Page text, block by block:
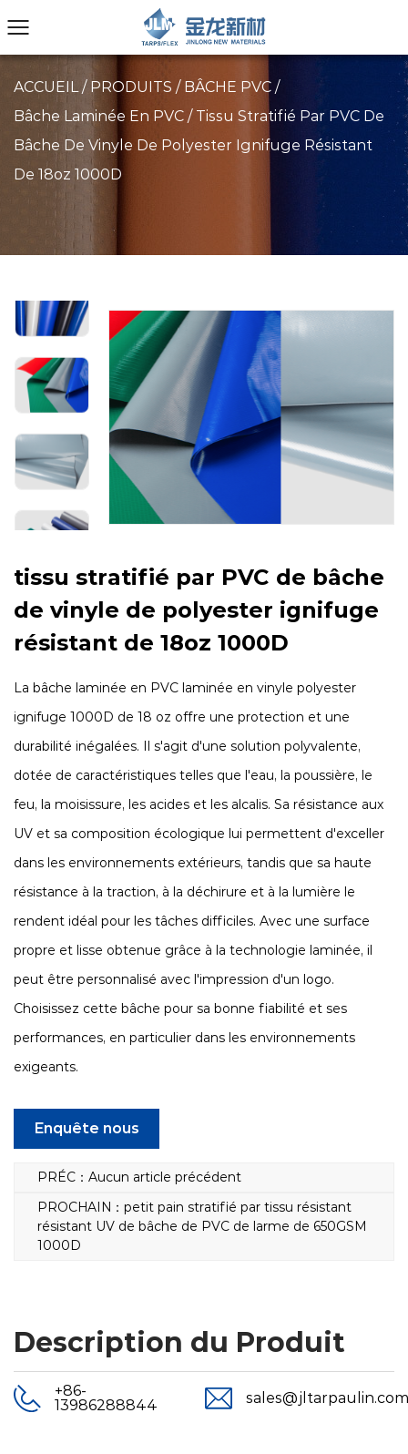
ACCUEIL/ PRODUITS / BÂCHE PVC /
Bâche Laminée En PVC / Tissu Stratifié Par PVC De
Bâche De Vinyle De Polyester Ignifuge Résistant
De 18oz 1000D
tissu stratifié par PVC de bâche
de vinyle de polyester ignifuge
résistant de 18oz 1000D
La bâche laminée en PVC laminée en vinyle polyester
ignifuge 1000D de 18 oz offre une protection et une
durabilité inégalées. Il s'agit d'une solution polyvalente,
dotée de caractéristiques telles que l'eau, la poussière, le
feu, la moisissure, les acides et les alcalis. Sa résistance aux
UV et sa composition écologique lui permettent d'exceller
dans les environnements extérieurs, tandis que sa haute
résistance à la traction, à la déchirure et à la lumière le
rendent idéal pour les tâches difficiles. Avec une surface
propre et lisse obtenue grâce à la technologie laminée, il
peut être personnalisé avec l'impression d'un logo.
Choisissez cette bâche pour sa bonne fiabilité et ses
performances, en particulier dans les environnements
exigeants.
Enquête nous
PRÉC：Aucun article précédent
PROCHAIN：petit pain stratifié par tissu résistant
résistant UV de bâche de PVC de larme de 650GSM
1000D
Description du Produit
+86-
13986288844
sales@jltarpaulin.com